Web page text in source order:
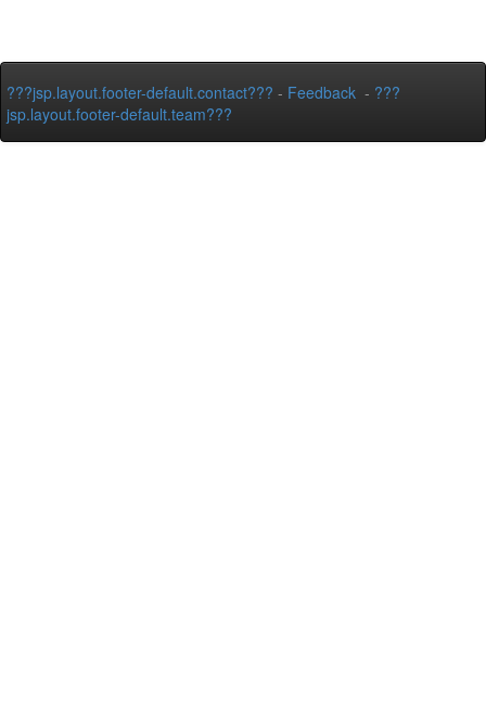
???jsp.layout.footer-default.contact??? - Feedback - ???
jsp.layout.footer-default.team???